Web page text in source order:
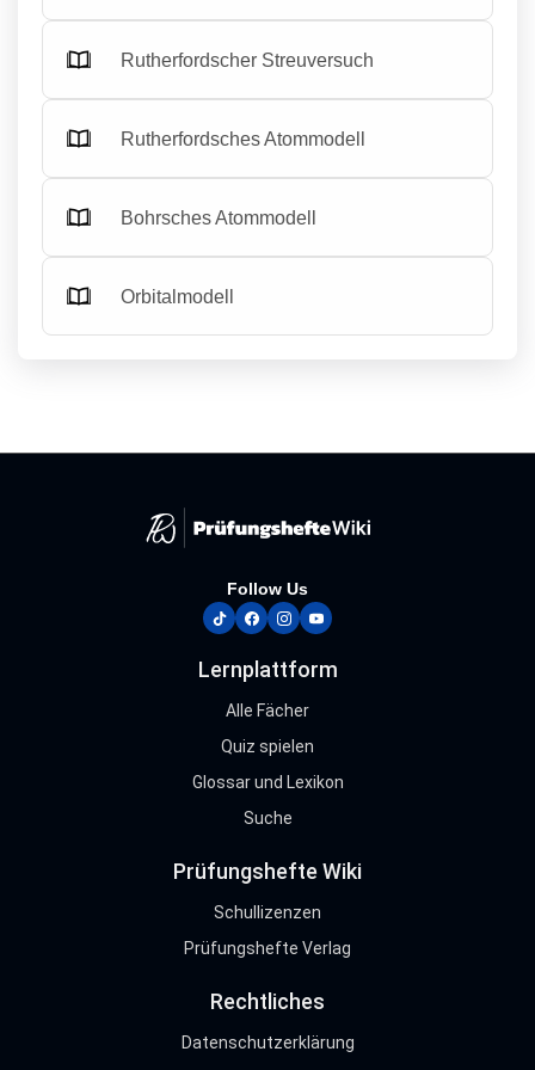
Rutherfordscher Streuversuch
Rutherfordsches Atommodell
Bohrsches Atommodell
Orbitalmodell
Follow Us
tiktokfacebook
instagram
youtube
Lernplattform
Alle Fächer
Quiz spielen
Glossar und Lexikon
Suche
Prüfungshefte Wiki
Schullizenzen
Prüfungshefte Verlag
Rechtliches
Datenschutzerklärung